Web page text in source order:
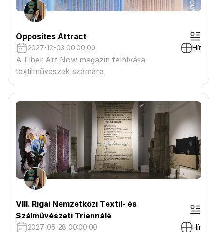
Opposites Attract
2027-12-03 00:00:00 Hír
A Fiber Art Now magazin felhívása
textilművészek számára
VIII. Rigai Nemzetközi Textil- és
Szálművészeti Triennálé
2027-05-28 00:00:00 Hír